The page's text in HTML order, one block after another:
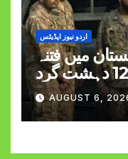
اردو نیوز اپڈیٹس
3 بلوچستان میں فتنہ
الہندوستان کے مزید 12 دہشت گرد
ہلاکAUGUST 6,